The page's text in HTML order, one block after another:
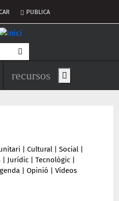
del compte d'usuari
PUBLICA
principal de
recursos Show main
| Cultural | Social |
| Jurídic | Tecnològic |
| Opinió | Vídeos